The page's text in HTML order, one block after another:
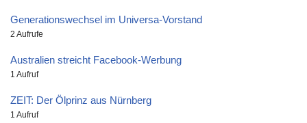
Generationswechsel im Universa-Vorstand
2 Aufrufe
Australien streicht Facebook-Werbung
1 Aufruf
ZEIT: Der Ölprinz aus Nürnberg
1 Aufruf